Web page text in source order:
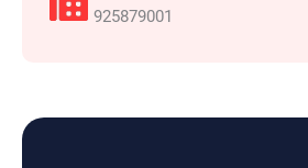
925879001